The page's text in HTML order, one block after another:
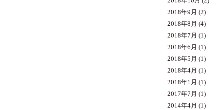
2018年9月 (2)
2018年8月 (4)
2018年7月 (1)
2018年6月 (1)
2018年5月 (1)
2018年4月 (1)
2018年1月 (1)
2017年7月 (1)
2014年4月 (1)